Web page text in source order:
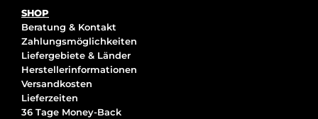
SHOP
Beratung & Kontakt
Zahlungsmöglichkeiten
Liefergebiete & Länder
Herstellerinformationen
Versandkosten
Lieferzeiten
36 Tage Money-Back